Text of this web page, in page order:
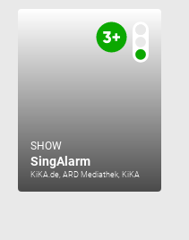
SHOW
SingAlarm
KiKA.de, ARD Mediathek, KiKA